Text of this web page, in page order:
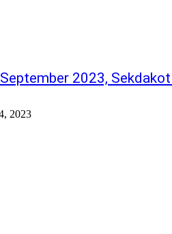
2023,
2023